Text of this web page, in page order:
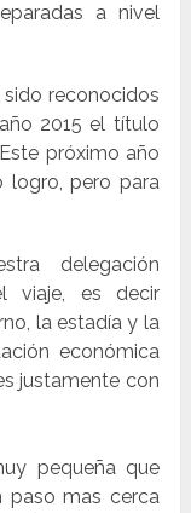
a nivel
reconocidos
2015 el título
próximo año
logro, pero para
delegación
viaje, es decir
la estadía y la
económica
justamente con
pequeña que
paso mas cerca